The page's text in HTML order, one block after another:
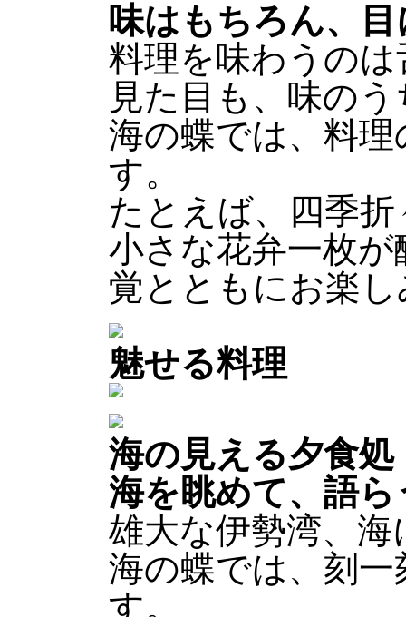
味はもちろん、
料理を味わうの
見た目も、味のう
海の蝶では、料
す。
たとえば、四季
小さな花弁一枚
覚とともにお楽
魅せる料理
海の見える夕食処
海を眺めて、語
雄大な伊勢湾、
海の蝶では、刻
す。